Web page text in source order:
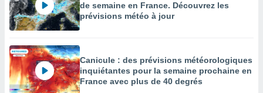
de semaine en France. Découvrez les
prévisions météo à jour
Canicule : des prévisions météorologiques
inquiétantes pour la semaine prochaine en
France avec plus de 40 degrés